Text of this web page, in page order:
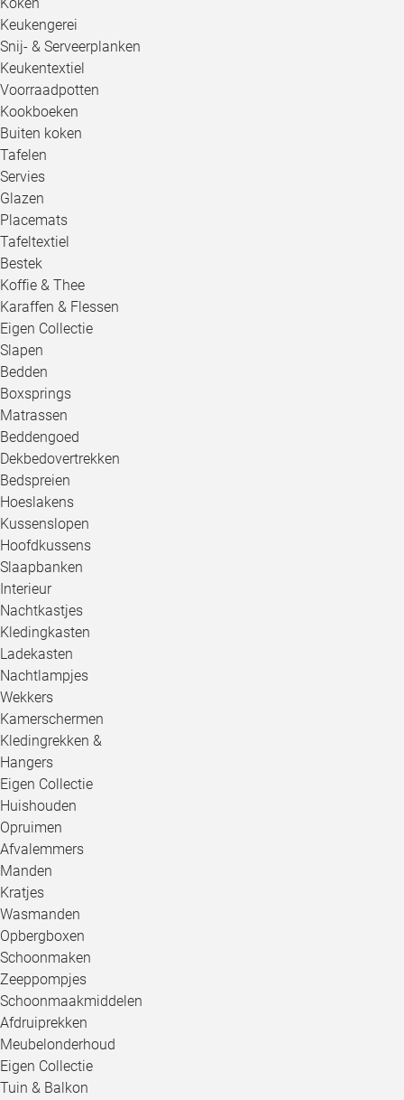
Keukengerei
Snij- & Serveerplanken
Keukentextiel
Voorraadpotten
Kookboeken
Buiten koken
Tafelen
Servies
Glazen
Placemats
Tafeltextiel
Bestek
Koffie & Thee
Karaffen & Flessen
Eigen Collectie
Slapen
Bedden
Boxsprings
Matrassen
Beddengoed
Dekbedovertrekken
Bedspreien
Hoeslakens
Kussenslopen
Hoofdkussens
Slaapbanken
Interieur
Nachtkastjes
Kledingkasten
Ladekasten
Nachtlampjes
Wekkers
Kamerschermen
Kledingrekken &
Hangers
Eigen Collectie
Huishouden
Opruimen
Afvalemmers
Manden
Kratjes
Wasmanden
Opbergboxen
Schoonmaken
Zeeppompjes
Schoonmaakmiddelen
Afdruiprekken
Meubelonderhoud
Eigen Collectie
Tuin & Balkon